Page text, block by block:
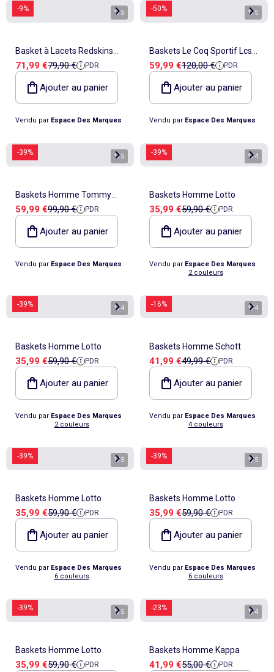
-9% 1/5
Basket à Lacets Redskins
Obvious
Prix de vente
71,99 €Prix de référence
79,90 € PDR
Ajouter au panier
Vendu par Espace Des Marques
-50% 1/5
Baskets Le Coq Sportif Lcs
R850 Dynactif
Prix de vente
59,99 €Prix de référence
120,00 € PDR
Ajouter au panier
Vendu par Espace Des Marques
-39% 1/5
Baskets Homme Tommy
Hilfiger
Prix de vente
59,99 €Prix de référence
99,90 € PDR
Ajouter au panier
Vendu par Espace Des Marques
-39% 1/4
Baskets Homme Lotto
Prix de vente
35,99 €Prix de référence
59,90 € PDR
Ajouter au panier
Vendu par Espace Des Marques
2 couleurs
-39% 1/4
Baskets Homme Lotto
Prix de vente
35,99 €Prix de référence
59,90 € PDR
Ajouter au panier
Vendu par Espace Des Marques
2 couleurs
-16% 1/4
Baskets Homme Schott
Prix de vente
41,99 €Prix de référence
49,99 € PDR
Ajouter au panier
Vendu par Espace Des Marques
4 couleurs
-39% 1/5
Baskets Homme Lotto
Prix de vente
35,99 €Prix de référence
59,90 € PDR
Ajouter au panier
Vendu par Espace Des Marques
6 couleurs
-39% 1/5
Baskets Homme Lotto
Prix de vente
35,99 €Prix de référence
59,90 € PDR
Ajouter au panier
Vendu par Espace Des Marques
6 couleurs
-39% 1/5
Baskets Homme Lotto
Prix de vente
35,99 €Prix de référence
59,90 € PDR
-23% 1/4
Baskets Homme Kappa
Prix de vente
41,99 €Prix de référence
55,00 € PDR